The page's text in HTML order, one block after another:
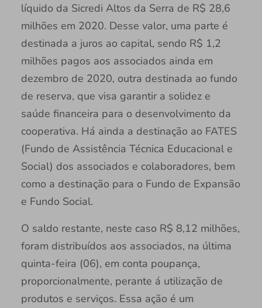
líquido da Sicredi Altos da Serra de R$ 28,6
milhões em 2020. Desse valor, uma parte é
destinada a juros ao capital, sendo R$ 1,2
milhões pagos aos associados ainda em
dezembro de 2020, outra destinada ao fundo
de reserva, que visa garantir a solidez e
saúde financeira para o desenvolvimento da
cooperativa. Há ainda a destinação ao FATES
(Fundo de Assistência Técnica Educacional e
Social) dos associados e colaboradores, bem
como a destinação para o Fundo de Expansão
e Fundo Social.
O saldo restante, neste caso R$ 8,12 milhões,
foram distribuídos aos associados, na última
quinta-feira (06), em conta poupança,
proporcionalmente, perante á utilização de
produtos e serviços. Essa ação é um